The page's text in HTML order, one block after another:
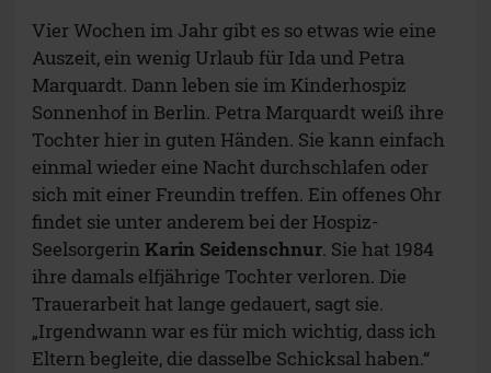
Vier Wochen im Jahr gibt es so etwas wie eine
Auszeit, ein wenig Urlaub für Ida und Petra
Marquardt. Dann leben sie im Kinderhospiz
Sonnenhof in Berlin. Petra Marquardt weiß ihre
Tochter hier in guten Händen. Sie kann einfach
einmal wieder eine Nacht durchschlafen oder
sich mit einer Freundin treffen. Ein offenes Ohr
findet sie unter anderem bei der Hospiz-
SeelsorgerinKarin Seidenschnur. Sie hat 1984
ihre damals elfjährige Tochter verloren. Die
Trauerarbeit hat lange gedauert, sagt sie.
„Irgendwann war es für mich wichtig, dass ich
Eltern begleite, die dasselbe Schicksal haben.“